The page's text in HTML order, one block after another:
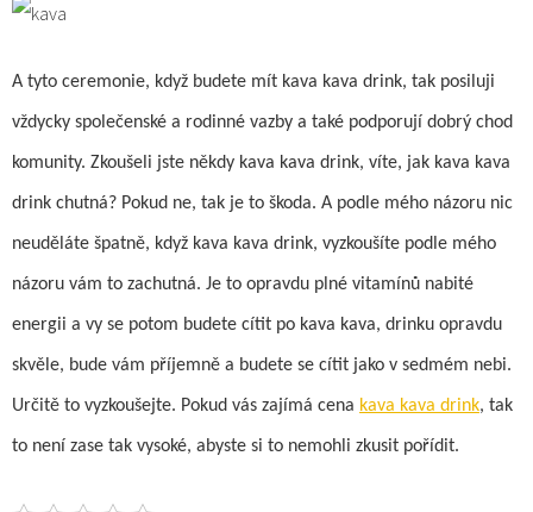
A tyto ceremonie, když budete mít kava kava drink, tak posiluji
vždycky společenské a rodinné vazby a také podporují dobrý chod
komunity. Zkoušeli jste někdy kava kava drink, víte, jak kava kava
drink chutná? Pokud ne, tak je to škoda. A podle mého názoru nic
neuděláte špatně, když kava kava drink, vyzkoušíte podle mého
názoru vám to zachutná. Je to opravdu plné vitamínů nabité
energii a vy se potom budete cítit po kava kava, drinku opravdu
skvěle, bude vám příjemně a budete se cítit jako v sedmém nebi.
Určitě to vyzkoušejte. Pokud vás zajímá cena kava kava drink, tak
to není zase tak vysoké, abyste si to nemohli zkusit pořídit.